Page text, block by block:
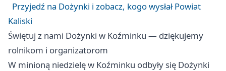
Przyjedź na Dożynki i zobacz, kogo wysłał Powiat
Kaliski
Świętuj z nami Dożynki w Koźminku — dziękujemy
rolnikom i organizatorom
W minioną niedzielę w Koźminku odbyły się Dożynki